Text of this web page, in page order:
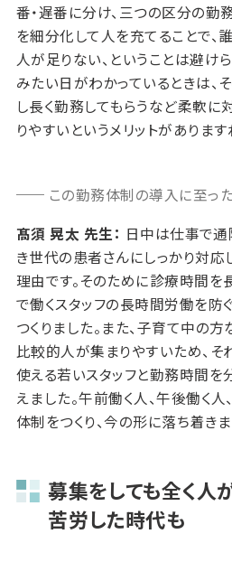
番・遅番に分け、三つの区分の勤
を細分化して人を充てることで、
人が足りない、ということは避け
みたい日がわかっているときは、
し長く勤務してもらうなど柔軟に
りやすいというメリットがあります
この勤務体制の導入に至っ
髙須 晃太 先生： 日中は仕事で通
き世代の患者さんにしっかり対応
理由です。そのために診療時間を
で働くスタッフの長時間労働を防
つくりました。また、子育て中の
比較的人が集まりやすいため、
使える若いスタッフと勤務時間
えました。午前働く人、午後働く
体制をつくり、今の形に落ち着きま
募集をしても全く人
苦労した時代も